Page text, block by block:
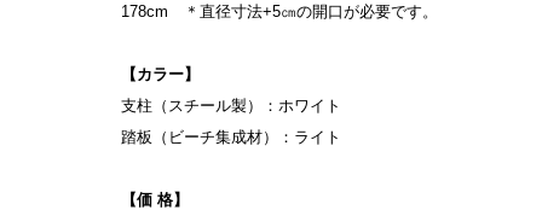
178cm ＊直径寸法+5㎝の開口が必要です。
【カラー】
支柱（スチール製）：ホワイト
踏板（ビーチ集成材）：ライト
【価 格】